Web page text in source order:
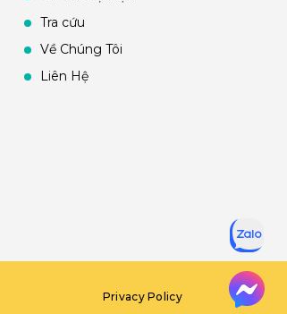
Tra cứu
Về Chúng Tôi
Liên Hệ
Privacy Policy